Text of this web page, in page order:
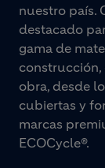
nuestro país.
destacado
gama de
construcción,
obra, desde
cubiertas y
marcas
ECOCycle®.